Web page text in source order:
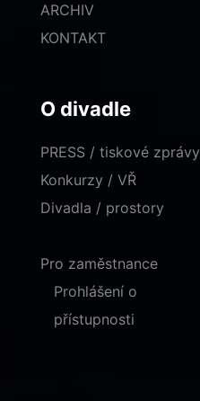
ARCHIV
KONTAKT
O divadle
PRESS / tiskové zprávy
Konkurzy / VŘ
Divadla / prostory
Pro zaměstnance
Prohlášení o
přístupnosti